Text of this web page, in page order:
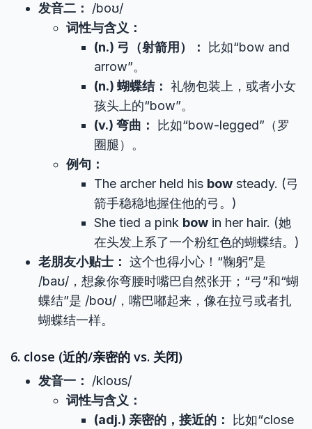
发音二：
/boʊ/
词性与含义：
(n.) 弓（射箭用）：
比如“bow and
arrow”。
(n.) 蝴蝶结： 礼物包装上，或者小女
孩头上的“bow”。
(v.) 弯曲：
比如“bow-legged”（罗
圈腿）。
例句：
The archer held his bow steady. (弓
箭手稳稳地握住他的弓。)
She tied a pink bow in her hair. (她
在头发上系了一个粉红色的蝴蝶结。)
老朋友小贴士： 这个也得小心！“鞠躬”是
/baʊ/，想象你弯腰时嘴巴自然张开；“弓”和“蝴
蝶结”是 /boʊ/，嘴巴嘟起来，像在拉弓或者扎
蝴蝶结一样。
6. close (近的/亲密的 vs. 关闭)
发音一：
/kloʊs/
词性与含义：
(adj.) 亲密的，接近的：
比如“close